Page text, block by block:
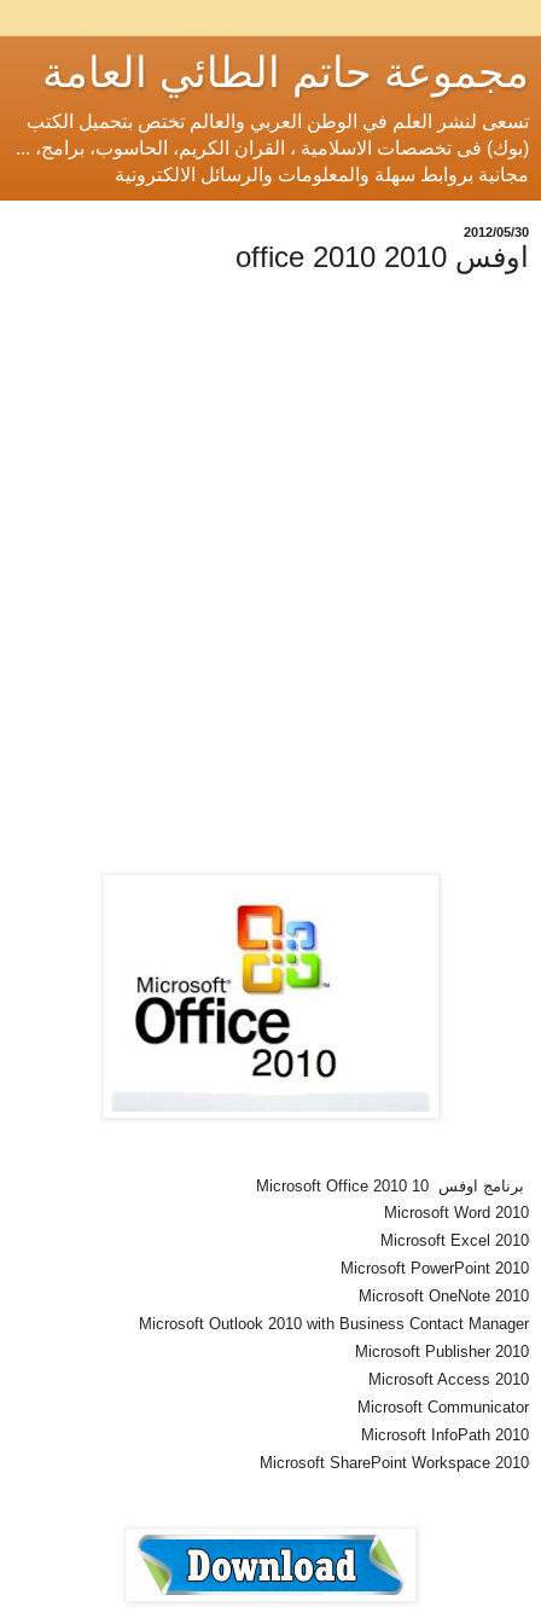
مجموعة حاتم الطائي العامة
تسعى لنشر العلم في الوطن العربي والعالم تختص بتحميل الكتب
(بوك) فى تخصصات الاسلامية ، القران الكريم، الحاسوب، برامج، ...
مجانية بروابط سهلة والمعلومات والرسائل الالكترونية
30‏/05‏/2012
اوفس 2010 office 2010
برنامج اوفس 10 Microsoft Office 2010
Microsoft Word 2010
Microsoft Excel 2010
Microsoft PowerPoint 2010
Microsoft OneNote 2010
Microsoft Outlook 2010 with Business Contact Manager
Microsoft Publisher 2010
Microsoft Access 2010
Microsoft Communicator
Microsoft InfoPath 2010
Microsoft SharePoint Workspace 2010